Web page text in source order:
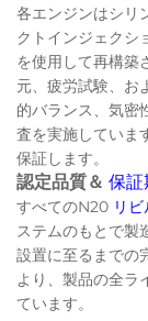
各エンジンはシリ
クトインジェクシ
を使用して再構築
元、疲労試験、お
的バランス、気密
査を実施していま
保証します。
認定品質＆ 保証
すべてのN20 リ
ステムのもとで製
設置に至るまでの
より、製品の全ラ
ています。